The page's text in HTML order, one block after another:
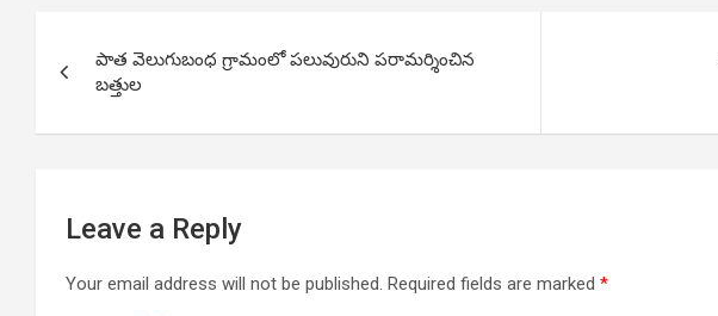
navigation
పాత వెలుగుబంధ గ్రామంలో పలువురుని పరామర్శించిన
బత్తుల
Leave a Reply
Your email address will not be published. Required fields are marked *